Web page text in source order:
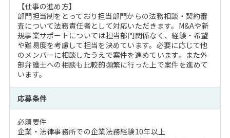
【仕事の進め方】
部門担当制をとっており担当部門からの法務相談・契約審
査について法務責任者として対応いただきます。M&Aや新
規事業サポートについては担当部門関係なく、経験・希望
や難易度を考慮して担当を決めています。必要に応じて他
のメンバーに相談したうえで案件を進めています。また外
部弁護士への相談も比較的頻繁に行った上で案件を進めて
います。
応募条件
必須要件
企業・法律事務所での企業法務経験10年以上